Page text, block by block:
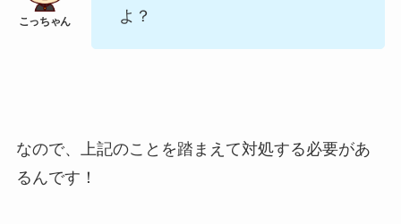
よ？
なので、上記のことを踏まえて対処する必要があ
るんです！